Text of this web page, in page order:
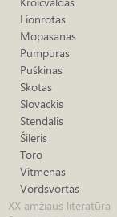
Lionrotas
Mopasanas
Pumpuras
Puškinas
Skotas
Slovackis
Stendalis
Šileris
Toro
Vitmenas
Vordsvortas
XX amžiaus literatūra